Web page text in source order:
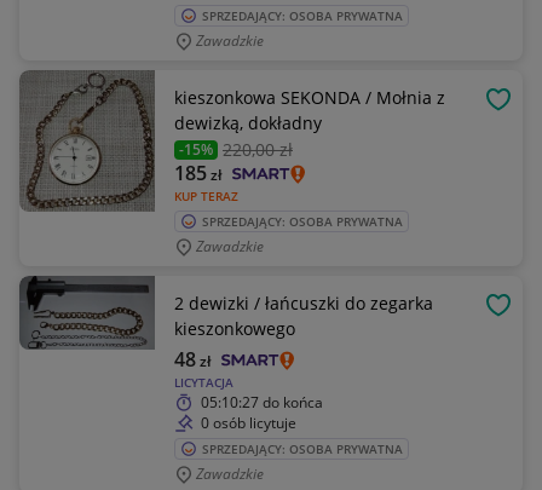
SPRZEDAJĄCY: OSOBA PRYWATNA
Zawadzkie
kieszonkowa SEKONDA / Mołnia z
dewizką, dokładny
-15% 220,00 zł
KUP TERAZ
185zł
SPRZEDAJĄCY: OSOBA PRYWATNA
Zawadzkie
2 dewizki / łańcuszki do zegarka
kieszonkowego
LICYTACJA
48zł
05:10:27do końca
0 osób licytuje
SPRZEDAJĄCY: OSOBA PRYWATNA
Zawadzkie